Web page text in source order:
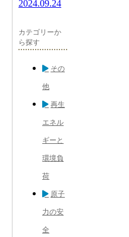
2024.09.24
カテゴリーか
ら探す
その
他
再生
エネル
ギーと
環境負
荷
原子
力の安
全